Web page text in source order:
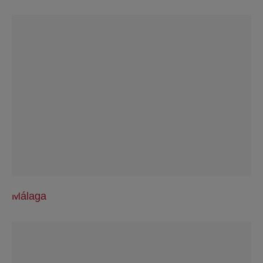
Málaga